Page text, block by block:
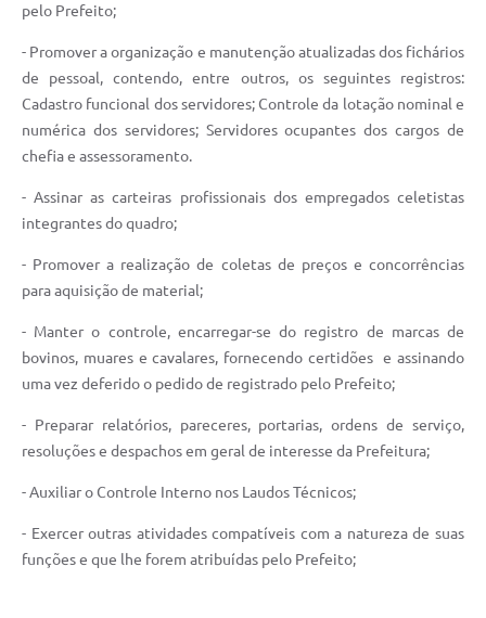
pelo Prefeito;
- Promover a organização e manutenção atualizadas dos fichários
de pessoal, contendo, entre outros, os seguintes registros:
Cadastro funcional dos servidores; Controle da lotação nominal e
numérica dos servidores; Servidores ocupantes dos cargos de
chefia e assessoramento.
- Assinar as carteiras profissionais dos empregados celetistas
integrantes do quadro;
- Promover a realização de coletas de preços e concorrências
para aquisição de material;
- Manter o controle, encarregar-se do registro de marcas de
bovinos, muares e cavalares, fornecendo certidões e assinando
uma vez deferido o pedido de registrado pelo Prefeito;
- Preparar relatórios, pareceres, portarias, ordens de serviço,
resoluções e despachos em geral de interesse da Prefeitura;
- Auxiliar o Controle Interno nos Laudos Técnicos;
- Exercer outras atividades compatíveis com a natureza de suas
funções e que lhe forem atribuídas pelo Prefeito;